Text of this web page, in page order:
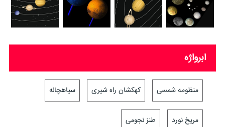
ابرواژه
منظومه شمسی کهکشان راه شیری سیاهچاله
مریخ نورد طنز نجومی